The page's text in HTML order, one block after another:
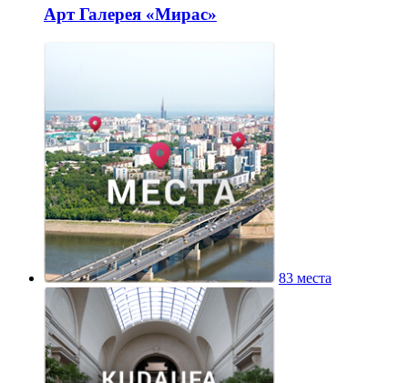
Арт Галерея «Мирас»
83 места